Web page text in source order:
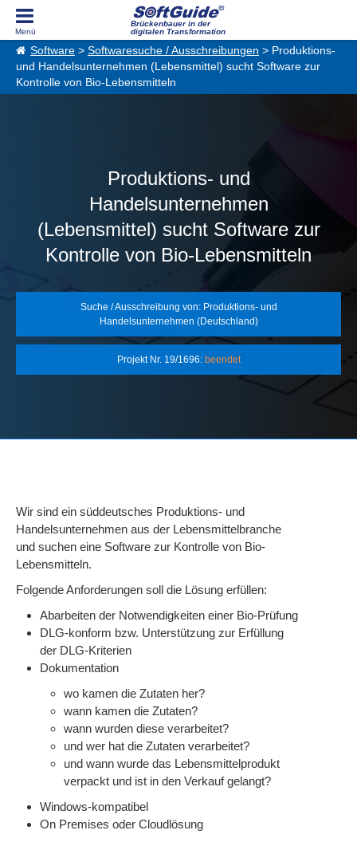
Brückenbauer in der
digitalen Transformation
Software > Softwaresuche / Ausschreibungen > Produktions-
und Handelsunternehmen (Lebensmittel) sucht Software zur
Kontrolle von Bio-Lebensmitteln
Produktions- und
Handelsunternehmen
(Lebensmittel) sucht Software zur
Kontrolle von Bio-Lebensmitteln
Suche / Ausschreibung von: Produktions- und
Handelsunternehmen (Deutschland)
Projekt Nr. 19/1696: beendet
Wir sind ein süddeutsches Produktions- und
Handelsunternehmen aus der Lebensmittelbranche
und suchen eine Software zur Kontrolle von Bio-
Lebensmitteln.
Folgende Anforderungen soll die Lösung erfüllen:
Abarbeiten der Notwendigkeiten einer Bio-Prüfung
DLG-konform bzw. Unterstützung zur Erfüllung
der DLG-Kriterien
Dokumentation
wo kamen die Zutaten her?
wann kamen die Zutaten?
wann wurden diese verarbeitet?
und wer hat die Zutaten verarbeitet?
und wann wurde das Lebensmittelprodukt
verpackt und ist in den Verkauf gelangt?
Windows-kompatibel
On Premises oder Cloudlösung